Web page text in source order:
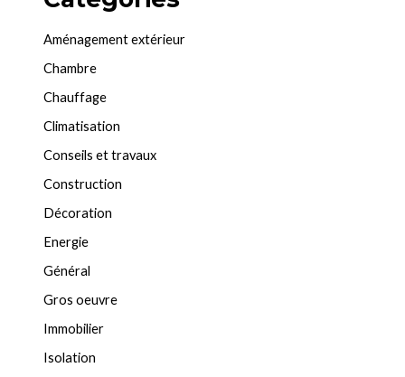
Aménagement extérieur
Chambre
Chauffage
Climatisation
Conseils et travaux
Construction
Décoration
Energie
Général
Gros oeuvre
Immobilier
Isolation